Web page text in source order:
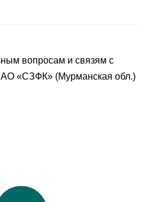
вопросам и связям с
«СЗФК» (Мурманская обл.)